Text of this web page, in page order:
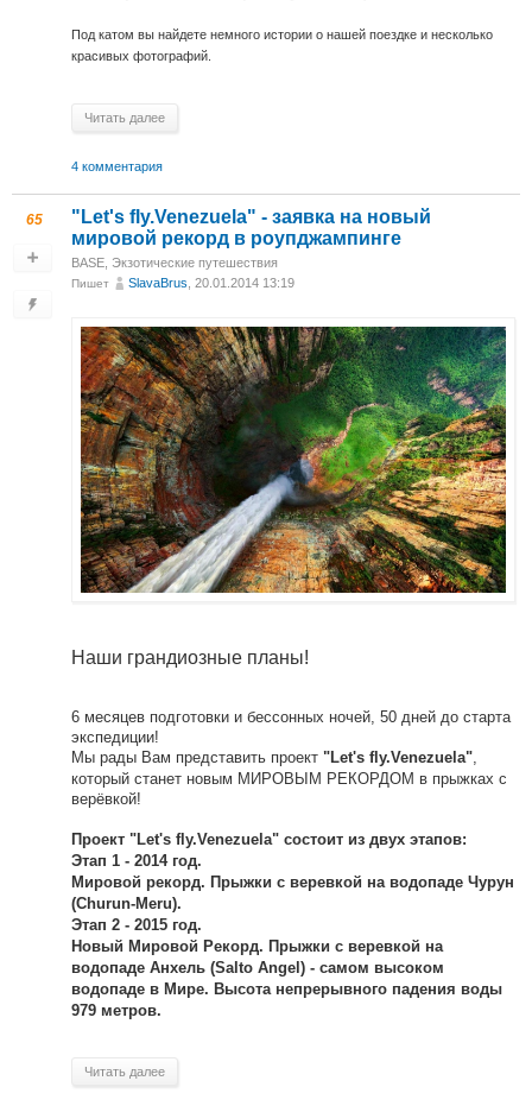
Под катом вы найдете немного истории о нашей поездке и несколько
красивых фотографий.
Читать далее
4 комментария
65
"Let's fly.Venezuela" - заявка на новый
мировой рекорд в роупджампинге
BASE Экзотические путешествия
Пишет SlavaBrus , 20.01.2014 13:19
Наши грандиозные планы!
6 месяцев подготовки и бессонных ночей, 50 дней до старта
экспедиции!
Мы рады Вам представить проект "Let's fly.Venezuela"
который станет новым МИРОВЫМ РЕКОРДОМ в прыжках с
верёвкой!
Проект "Let's fly.Venezuela" состоит из двух этапов:
Этап 1 - 2014 год.
Мировой рекорд. Прыжки с веревкой на водопаде Чурун
(Churun-Meru).
Этап 2 - 2015 год.
Новый Мировой Рекорд. Прыжки с веревкой на
водопаде Анхель (Salto Angel) - самом высоком
водопаде в Мире. Высота непрерывного падения воды
979 метров.
Читать далее